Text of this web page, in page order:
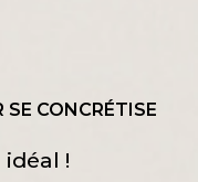
CONCRÉTISE
!